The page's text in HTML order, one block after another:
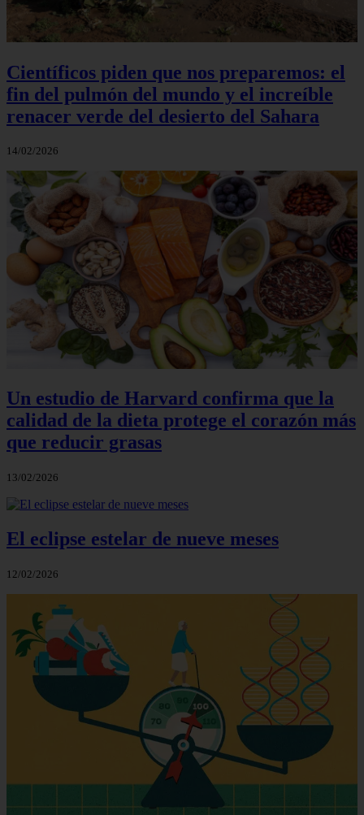
Científicos piden que nos preparemos: el
fin del pulmón del mundo y el increíble
renacer verde del desierto del Sahara
14/02/2026
Un estudio de Harvard confirma que la
calidad de la dieta protege el corazón más
que reducir grasas
13/02/2026
El eclipse estelar de nueve meses
12/02/2026